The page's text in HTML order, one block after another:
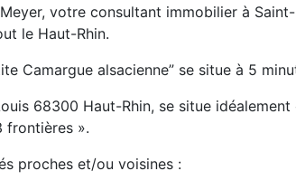
votre consultant immobilier à
le Haut-Rhin.
Camargue alsacienne” se situe à 5
68300 Haut-Rhin, se situe idéalement
frontières ».
proches et/ou voisines :